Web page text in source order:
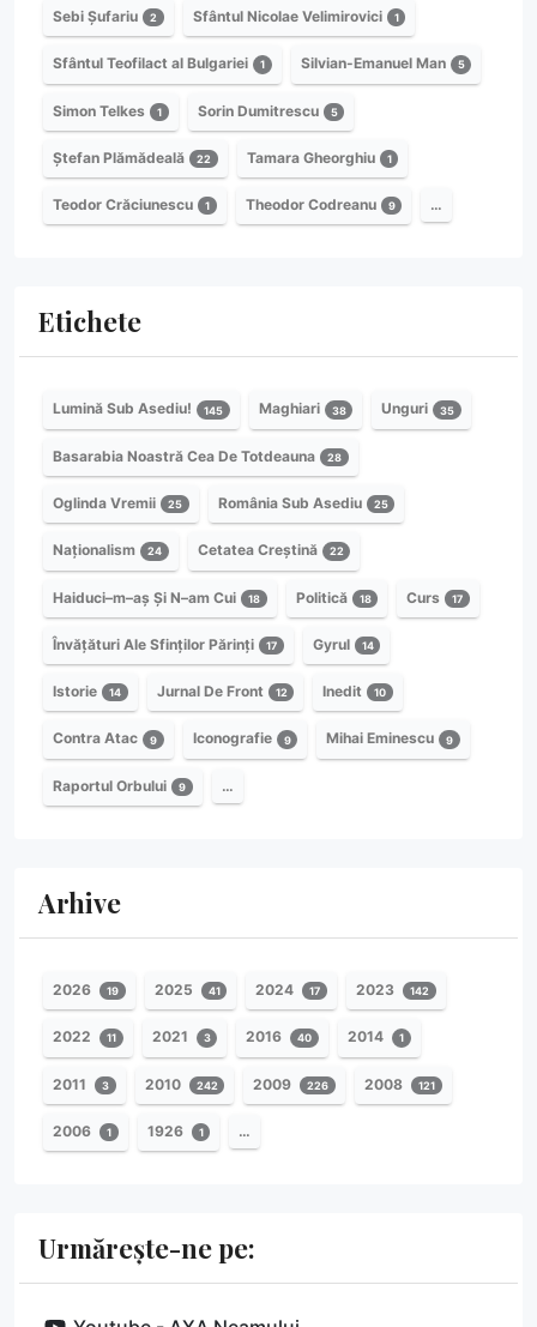
Sebi Șufariu 2 Sfântul Nicolae Velimirovici 1
Sfântul Teofilact al Bulgariei 1 Silvian-Emanuel Man 5
Simon Telkes 1 Sorin Dumitrescu 5
Ștefan Plămădeală 22 Tamara Gheorghiu 1
Teodor Crăciunescu 1 Theodor Codreanu 9 …
Etichete
Lumină Sub Asediu! 145 Maghiari 38 Unguri 35
Basarabia Noastră Cea De Totdeauna 28
Oglinda Vremii 25 România Sub Asediu 25
Naționalism 24 Cetatea Creștină 22
Haiduci–m–aș Și N–am Cui 18 Politică 18 Curs 17
Învățături Ale Sfinților Părinți 17 Gyrul 14
Istorie 14 Jurnal De Front 12 Inedit 10
Contra Atac 9 Iconografie 9 Mihai Eminescu 9
Raportul Orbului 9 …
Arhive
2026 19 2025 41 2024 17 2023 142
2022 11 2021 3 2016 40 2014 1
2011 3 2010 242 2009 226 2008 121
2006 1 1926 1 …
Urmărește-ne pe: